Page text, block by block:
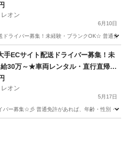
オン
6月10日
ドライバー募集！未経験・ブランクOK☆ 普通
積み込み
ECサイト配送ドライバー募集！未
30万～★車両レンタル・直行直帰
オン
5月17日
バー募集☆彡 普通免許があれば、年齢・性別・